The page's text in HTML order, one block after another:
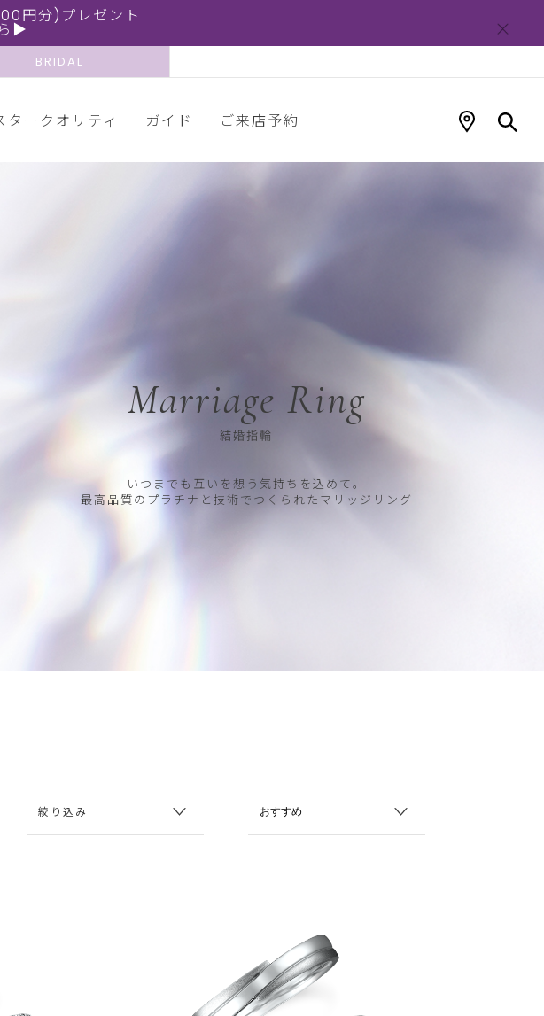
円分)プレゼント
▶
BRIDAL
タークオリティ ガイド ご来店予約
Marriage Ring
結婚指輪
いつまでも互いを想う気持ちを込めて。
最高品質のプラチナと技術でつくられたマリッジリング
絞り込み